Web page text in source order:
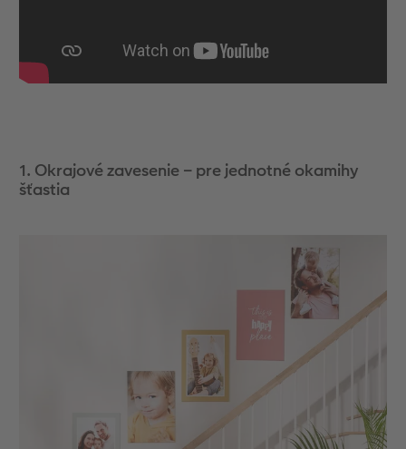
1. Okrajové zavesenie – pre jednotné okamihy
šťastia